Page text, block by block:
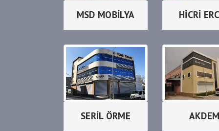
MSD MOBİLYA HİCRİ
SERİL ÖRME